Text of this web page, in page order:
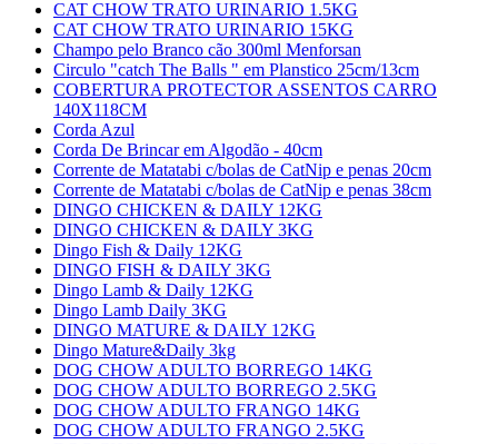
CAT CHOW TRATO URINARIO 1.5KG
CAT CHOW TRATO URINARIO 15KG
Champo pelo Branco cão 300ml Menforsan
Circulo "catch The Balls " em Planstico 25cm/13cm
COBERTURA PROTECTOR ASSENTOS CARRO
140X118CM
Corda Azul
Corda De Brincar em Algodão - 40cm
Corrente de Matatabi c/bolas de CatNip e penas 20cm
Corrente de Matatabi c/bolas de CatNip e penas 38cm
DINGO CHICKEN & DAILY 12KG
DINGO CHICKEN & DAILY 3KG
Dingo Fish & Daily 12KG
DINGO FISH & DAILY 3KG
Dingo Lamb & Daily 12KG
Dingo Lamb Daily 3KG
DINGO MATURE & DAILY 12KG
Dingo Mature&Daily 3kg
DOG CHOW ADULTO BORREGO 14KG
DOG CHOW ADULTO BORREGO 2.5KG
DOG CHOW ADULTO FRANGO 14KG
DOG CHOW ADULTO FRANGO 2.5KG